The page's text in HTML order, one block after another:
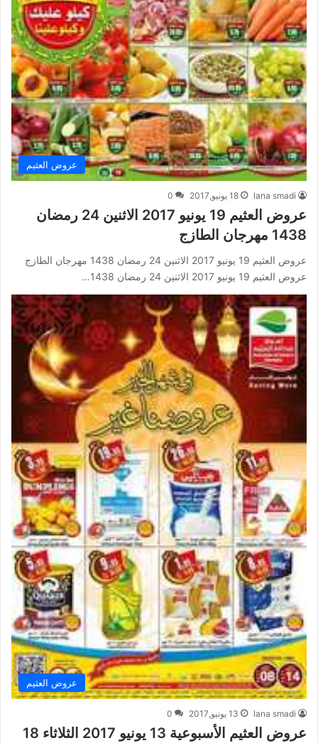
عروض العثيم
lana smadi 18 يونيو,2017 0
عروض العثيم 19 يونيو 2017 الاثنين 24 رمضان
1438 مهرجان الطازج
عروض العثيم 19 يونيو 2017 الاثنين 24 رمضان 1438 مهرجان الطازج
عروض العثيم 19 يونيو 2017 الاثنين 24 رمضان 1438…
عروض العثيم
lana smadi 13 يونيو,2017 0
عروض العثيم الأسبوعية 13 يونيو 2017 الثلاثاء 18